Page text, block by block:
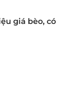
giá bèo, có